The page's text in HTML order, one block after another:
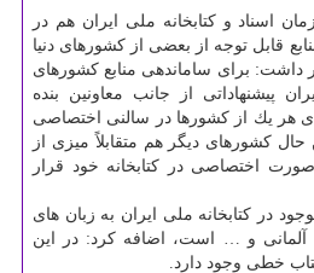
اسناد و كتابخانه ملی ایران هم در
قابل توجه از بعضی از كشورهای دنیا
داشت: برای ساماندهی منابع كشورهای
پیشنهاداتی از جانب معاونین بنده
هر یك از كشورها در سالنی اختصاصی
كشورهای دیگر هم متقابلاً میزی از
اختصاصی در كتابخانه خود قرار
در كتابخانه ملی ایران به زبان های
آلمانی و … است، اضافه كرد: در این